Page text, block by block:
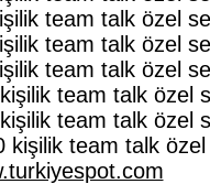
team talk özel
team talk özel
team talk özel
team talk özel
team talk özel
kişilik team talk